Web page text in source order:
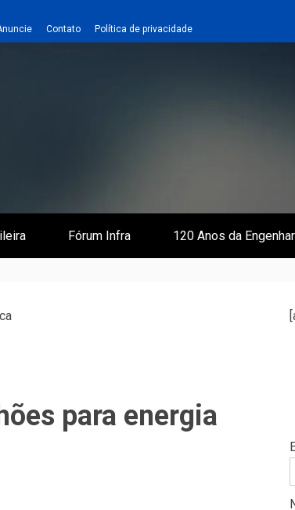
Contato Política de privacidade
Fórum Infra 120 Anos da
para energia